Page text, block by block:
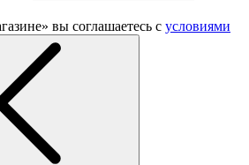
вы соглашаетесь с условиями